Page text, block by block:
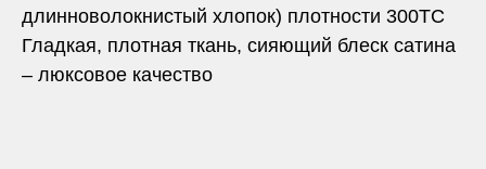
длинноволокнистый хлопок) плотности 300TC
Гладкая, плотная ткань, сияющий блеск сатина
– люксовое качество